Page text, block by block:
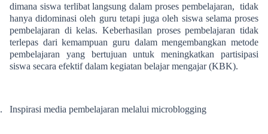
dimana siswa terlibat langsung dalam proses pembelajaran, tidak
hanya didominasi oleh guru tetapi juga oleh siswa selama proses
pembelajaran di kelas. Keberhasilan proses pembelajaran tidak
terlepas dari kemampuan guru dalam mengembangkan metode
pembelajaran yang bertujuan untuk meningkatkan partisipasi
siswa secara efektif dalam kegiatan belajar mengajar (KBK).
Inspirasi media pembelajaran melalui microblogging